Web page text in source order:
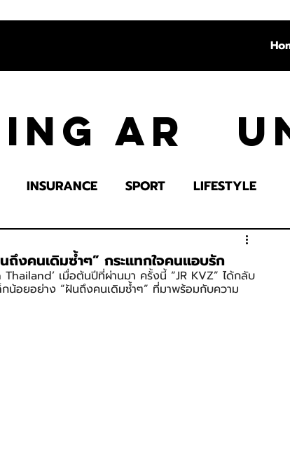
Ar
INSURANCE SPORT LIFESTYLE
ถึงคนเดิมซ้ำๆ” กระแทกใจคนแอบรัก
เมื่อต้นปีที่ผ่านมา ครั้งนี้ “JR KVZ” ได้กลับ
กน้อยอย่าง “ฝันถึงคนเดิมซ้ำๆ” ที่มาพร้อมกับความ